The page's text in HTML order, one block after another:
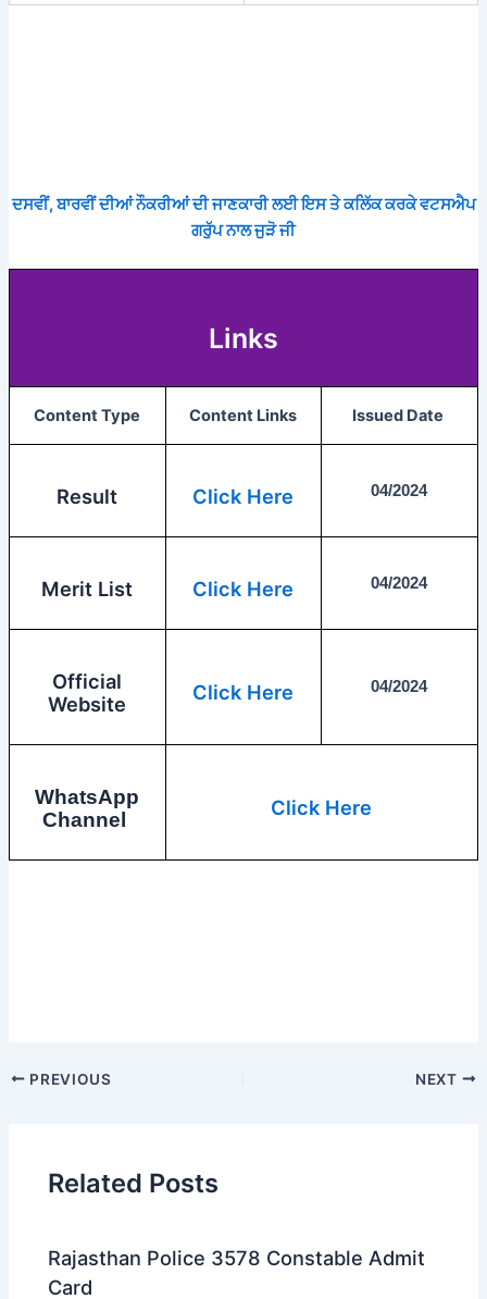
ਦਸਵੀਂ, ਬਾਰਵੀਂ ਦੀਆਂ ਨੌਕਰੀਆਂ ਦੀ ਜਾਣਕਾਰੀ ਲਈ ਇਸ ਤੇ ਕਲਿੱਕ ਕਰਕੇ ਵਟਸਐਪ
ਗਰੁੱਪ ਨਾਲ ਜੁੜੋ ਜੀ
Links
Content Type Content Links Issued Date
Result Click Here 04/2024
Merit List Click Here 04/2024
Official
Website
Click Here 04/2024
WhatsApp
Channel
Click Here
PREVIOUS NEXT
Related Posts
Rajasthan Police 3578 Constable Admit
Card